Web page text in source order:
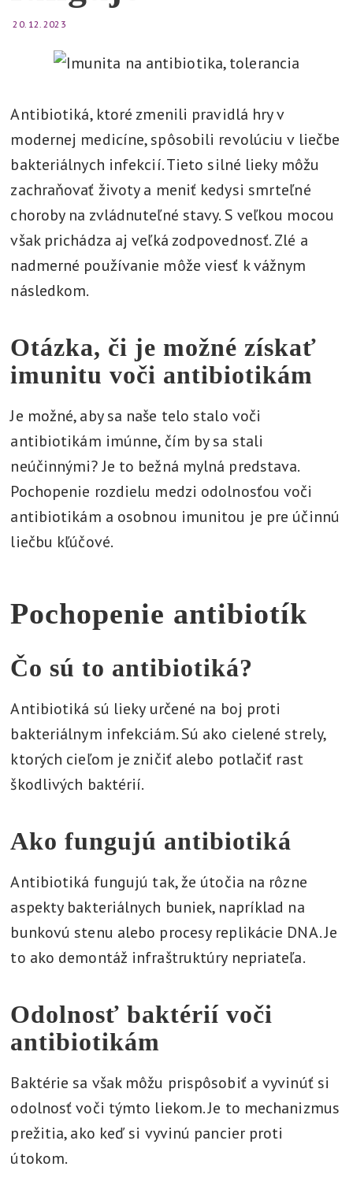
í
v
i
e
š
i
20. 12. 2023
Antibiotiká, ktoré zmenili pravidlá hry v
modernej medicíne, spôsobili revolúciu v liečbe
bakteriálnych infekcií. Tieto silné lieky môžu
zachraňovať životy a meniť kedysi smrteľné
choroby na zvládnuteľné stavy. S veľkou mocou
však prichádza aj veľká zodpovednosť. Zlé a
nadmerné používanie môže viesť k vážnym
následkom.
Otázka, či je možné získať
imunitu voči antibiotikám
Je možné, aby sa naše telo stalo voči
antibiotikám imúnne, čím by sa stali
neúčinnými? Je to bežná mylná predstava.
Pochopenie rozdielu medzi odolnosťou voči
antibiotikám a osobnou imunitou je pre účinnú
liečbu kľúčové.
Pochopenie antibiotík
Čo sú to antibiotiká?
Antibiotiká sú lieky určené na boj proti
bakteriálnym infekciám. Sú ako cielené strely,
ktorých cieľom je zničiť alebo potlačiť rast
škodlivých baktérií.
Ako fungujú antibiotiká
Antibiotiká fungujú tak, že útočia na rôzne
aspekty bakteriálnych buniek, napríklad na
bunkovú stenu alebo procesy replikácie DNA. Je
to ako demontáž infraštruktúry nepriateľa.
Odolnosť baktérií voči
antibiotikám
Baktérie sa však môžu prispôsobiť a vyvinúť si
odolnosť voči týmto liekom. Je to mechanizmus
prežitia, ako keď si vyvinú pancier proti
útokom.